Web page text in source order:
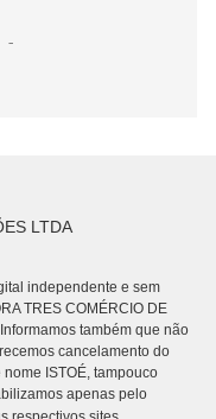
LTDA
independente e sem
TRES COMÉRCIO DE
também que não
cancelamento do
ISTOÉ, tampouco
apenas pelo